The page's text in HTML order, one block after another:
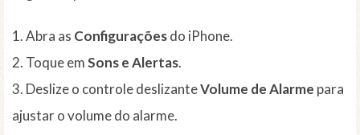
1. Abra as Configuraçõesdo iPhone.
2. Toque emSons e Alertas.
3. Deslize o controle deslizanteVolume de Alarme para
ajustar o volume do alarme.